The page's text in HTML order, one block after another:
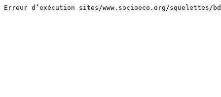
Erreur d’exécution sites/www.socioeco.org/squelettes/